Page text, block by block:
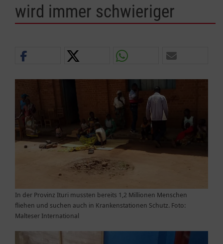
wird immer schwieriger
In der Provinz Ituri mussten bereits 1,2 Millionen Menschen
fliehen und suchen auch in Krankenstationen Schutz. Foto:
Malteser International